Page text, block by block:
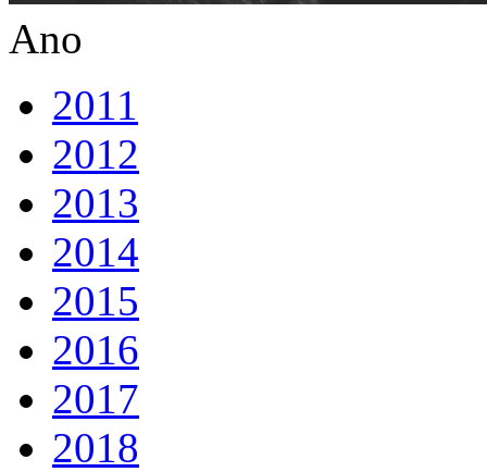
Ano
2011
2012
2013
2014
2015
2016
2017
2018